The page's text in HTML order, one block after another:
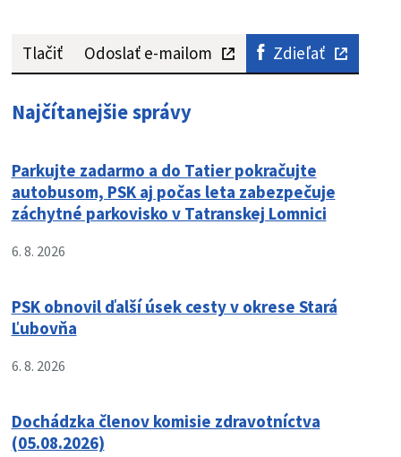
Tlačiť Odoslať e-mailom Zdieľať
Najčítanejšie správy
Parkujte zadarmo a do Tatier pokračujte
autobusom, PSK aj počas leta zabezpečuje
záchytné parkovisko v Tatranskej Lomnici
6. 8. 2026
PSK obnovil ďalší úsek cesty v okrese Stará
Ľubovňa
6. 8. 2026
Dochádzka členov komisie zdravotníctva
(05.08.2026)